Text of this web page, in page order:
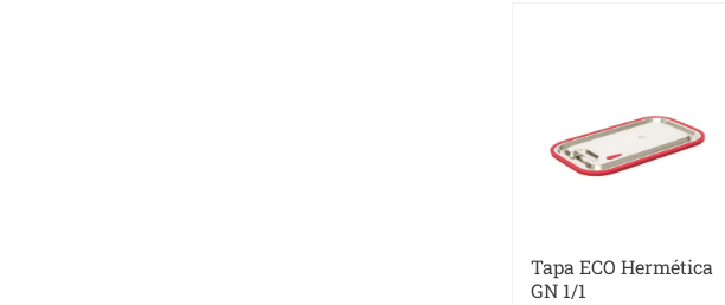
Tapa ECO Hermética
GN 1/1